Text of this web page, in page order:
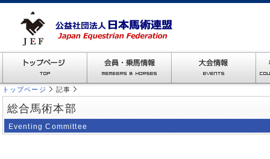
トップページ 記事
総合馬術本部
Eventing Committee